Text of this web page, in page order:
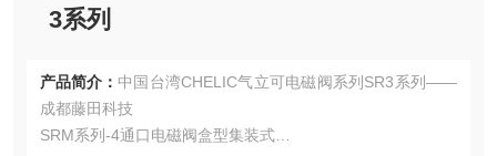
3系列
产品简介： 中国台湾CHELIC气立可电磁阀系列SR3系列——
成都藤田科技
SRM系列-4通口电磁阀盒型集装式